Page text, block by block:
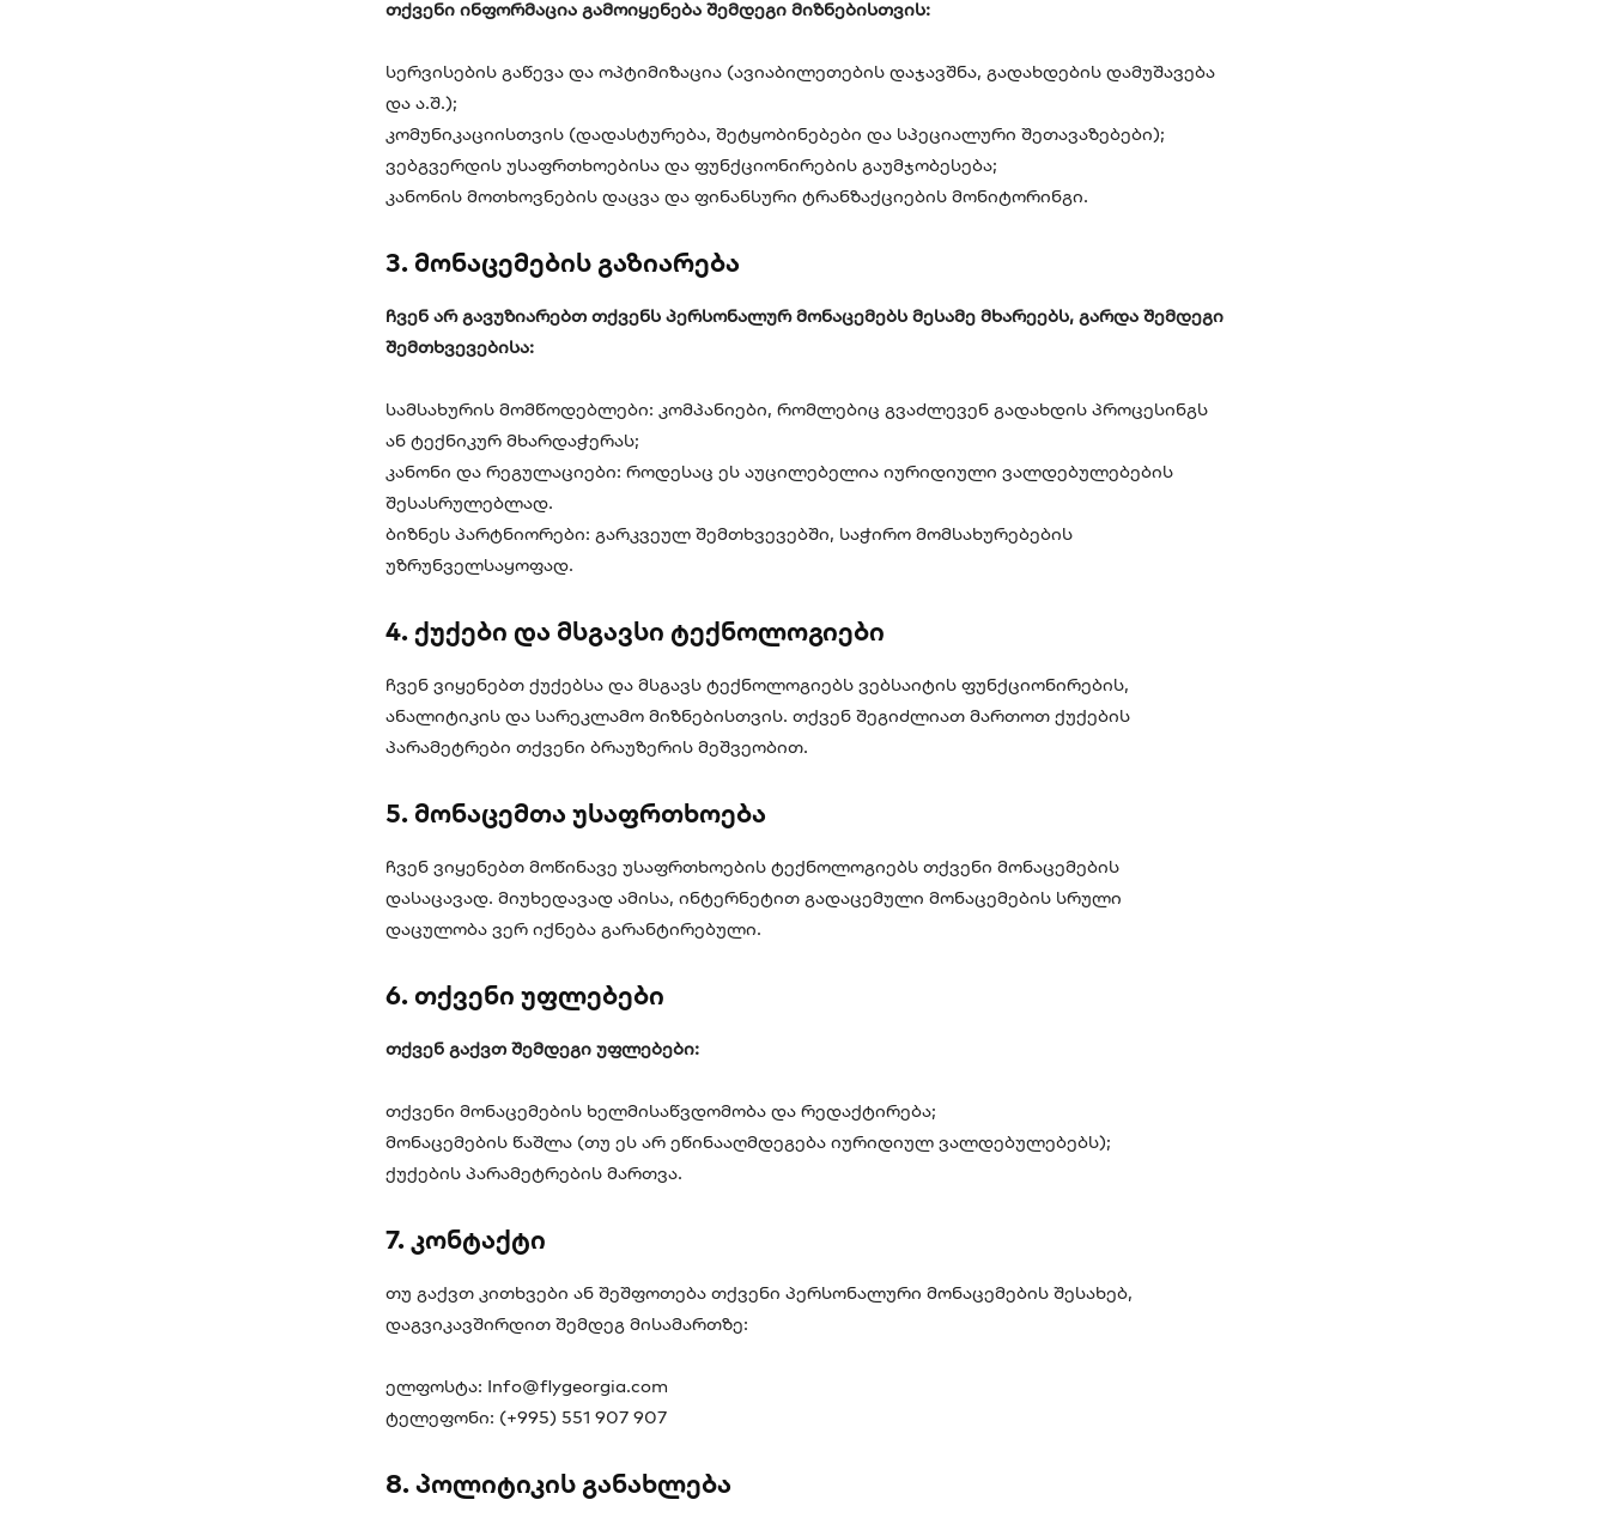
თქვენი ინფორმაცია გამოიყენება შემდეგი მიზნებისთვის:
სერვისების გაწევა და ოპტიმიზაცია (ავიაბილეთების დაჯავშნა, გადახდების დამუშავება
და ა.შ.);
კომუნიკაციისთვის (დადასტურება, შეტყობინებები და სპეციალური შეთავაზებები);
ვებგვერდის უსაფრთხოებისა და ფუნქციონირების გაუმჯობესება;
კანონის მოთხოვნების დაცვა და ფინანსური ტრანზაქციების მონიტორინგი.
3. მონაცემების გაზიარება
ჩვენ არ გავუზიარებთ თქვენს პერსონალურ მონაცემებს მესამე მხარეებს, გარდა შემდეგი
შემთხვევებისა:
სამსახურის მომწოდებლები: კომპანიები, რომლებიც გვაძლევენ გადახდის პროცესინგს
ან ტექნიკურ მხარდაჭერას;
კანონი და რეგულაციები: როდესაც ეს აუცილებელია იურიდიული ვალდებულებების
შესასრულებლად.
ბიზნეს პარტნიორები: გარკვეულ შემთხვევებში, საჭირო მომსახურებების
უზრუნველსაყოფად.
4. ქუქები და მსგავსი ტექნოლოგიები
ჩვენ ვიყენებთ ქუქებსა და მსგავს ტექნოლოგიებს ვებსაიტის ფუნქციონირების,
ანალიტიკის და სარეკლამო მიზნებისთვის. თქვენ შეგიძლიათ მართოთ ქუქების
პარამეტრები თქვენი ბრაუზერის მეშვეობით.
5. მონაცემთა უსაფრთხოება
ჩვენ ვიყენებთ მოწინავე უსაფრთხოების ტექნოლოგიებს თქვენი მონაცემების
დასაცავად. მიუხედავად ამისა, ინტერნეტით გადაცემული მონაცემების სრული
დაცულობა ვერ იქნება გარანტირებული.
6. თქვენი უფლებები
თქვენ გაქვთ შემდეგი უფლებები:
თქვენი მონაცემების ხელმისაწვდომობა და რედაქტირება;
მონაცემების წაშლა (თუ ეს არ ეწინააღმდეგება იურიდიულ ვალდებულებებს);
ქუქების პარამეტრების მართვა.
7. კონტაქტი
თუ გაქვთ კითხვები ან შეშფოთება თქვენი პერსონალური მონაცემების შესახებ,
დაგვიკავშირდით შემდეგ მისამართზე:
ელფოსტა: Info@flygeorgia.com
ტელეფონი: (+995) 551 907 907
8. პოლიტიკის განახლება